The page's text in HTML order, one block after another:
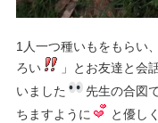
1人一つ種いもをもらい
ろい
」とお友達と会
いました
先生の合図
ちますように
と優し